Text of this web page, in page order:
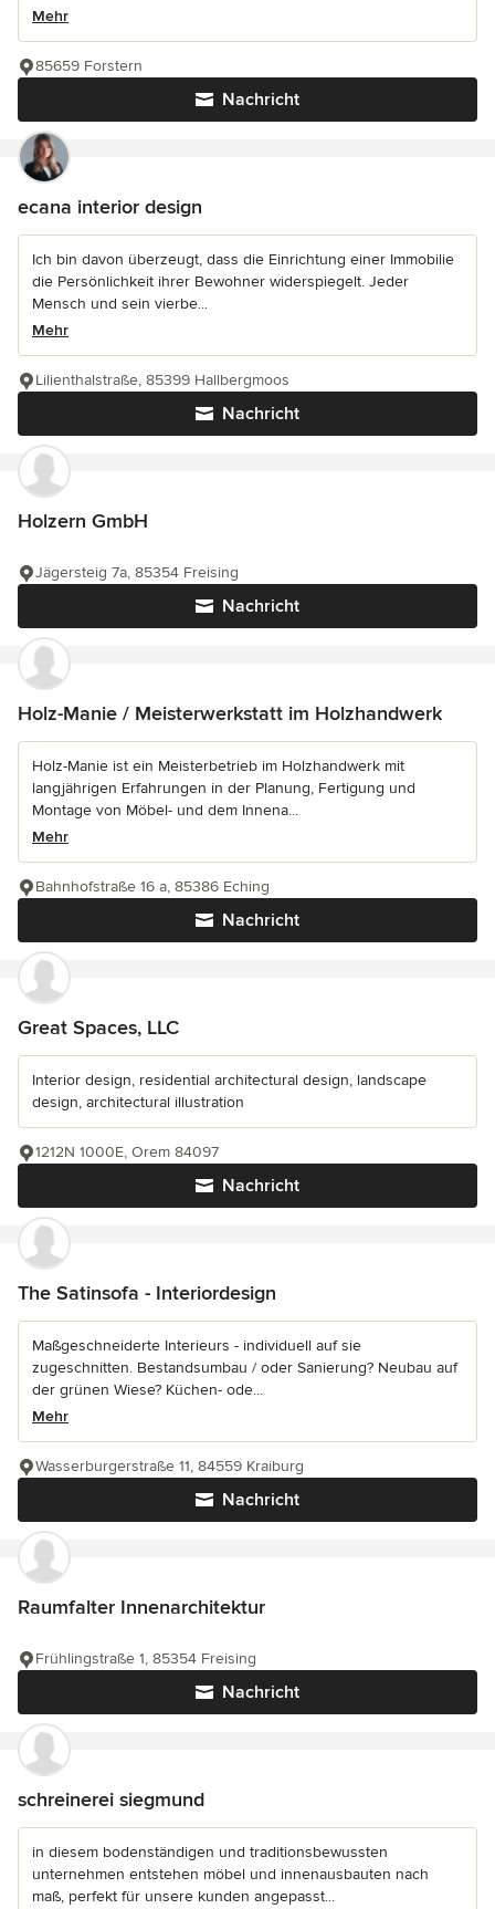
Mehr
Nachricht
85659 Forstern
ecana interior design
Ich bin davon überzeugt, dass die Einrichtung einer Immobilie
die Persönlichkeit ihrer Bewohner widerspiegelt. Jeder
Mensch und sein vierbe...
Mehr
Nachricht
Lilienthalstraße, 85399 Hallbergmoos
Holzern GmbH
Nachricht
Jägersteig 7a, 85354 Freising
Holz-Manie / Meisterwerkstatt im Holzhandwerk
Holz-Manie ist ein Meisterbetrieb im Holzhandwerk mit
langjährigen Erfahrungen in der Planung, Fertigung und
Montage von Möbel- und dem Innena...
Mehr
Nachricht
Bahnhofstraße 16 a, 85386 Eching
Great Spaces, LLC
Interior design, residential architectural design, landscape
design, architectural illustration
Nachricht
1212N 1000E, Orem 84097
The Satinsofa - Interiordesign
Maßgeschneiderte Interieurs - individuell auf sie
zugeschnitten. Bestandsumbau / oder Sanierung? Neubau auf
der grünen Wiese? Küchen- ode...
Mehr
Nachricht
Wasserburgerstraße 11, 84559 Kraiburg
Raumfalter Innenarchitektur
Nachricht
Frühlingstraße 1, 85354 Freising
schreinerei siegmund
in diesem bodenständigen und traditionsbewussten
unternehmen entstehen möbel und innenausbauten nach
maß, perfekt für unsere kunden angepasst...